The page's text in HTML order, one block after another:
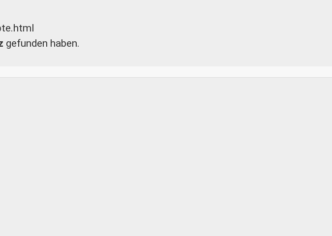
gefunden haben.